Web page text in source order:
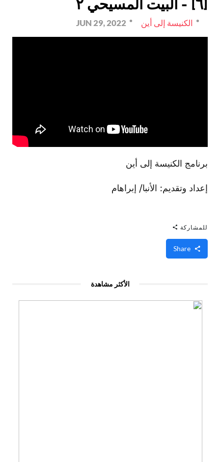
[٦] - البيت المسيحي ٢
الكنيسة إلى أين JUN 29, 2022
برنامج الكنيسة إلى أين
إعداد وتقديم: الأنبا/ إبراهام
للمشاركة
الأكثر مشاهدة